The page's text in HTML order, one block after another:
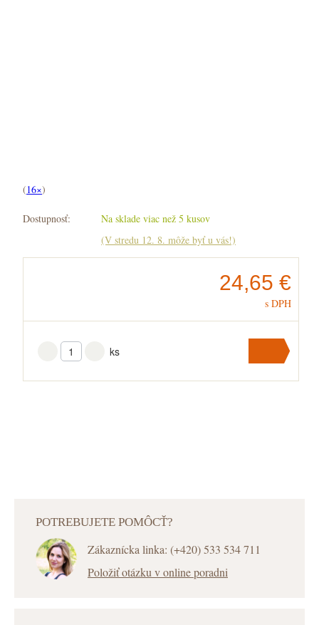
(16×)
Dostupnosť:
Na sklade viac než 5 kusov
(V stredu 12. 8. môže byť u vás!)
24,65 €
s DPH
ks Vložiť
POTREBUJETE POMÔCŤ?
Zákaznícka linka: (+420) 533 534 711
Položiť otázku v online poradni